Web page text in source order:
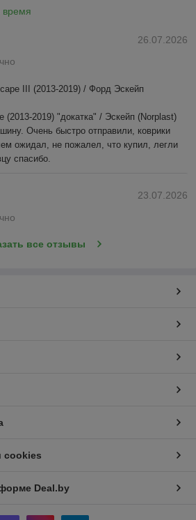
время
26.07.2026
III (2013-2019) / Форд Эскейп
(2013-2019) "докатка" / Эскейп (Norplast)
Очень быстро отправили, коврики
ожидал, не пожалел, что купил, легли
спасибо.
23.07.2026
все отзывы
cookies
Deal.by